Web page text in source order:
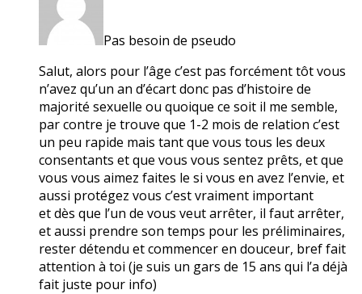
Pas besoin de pseudo
Salut, alors pour l’âge c’est pas forcément tôt vous
n’avez qu’un an d’écart donc pas d’histoire de
majorité sexuelle ou quoique ce soit il me semble,
par contre je trouve que 1-2 mois de relation c’est
un peu rapide mais tant que vous tous les deux
consentants et que vous vous sentez prêts, et que
vous vous aimez faites le si vous en avez l’envie, et
aussi protégez vous c’est vraiment important
et dès que l’un de vous veut arrêter, il faut arrêter,
et aussi prendre son temps pour les préliminaires,
rester détendu et commencer en douceur, bref fait
attention à toi (je suis un gars de 15 ans qui l’a déjà
fait juste pour info)